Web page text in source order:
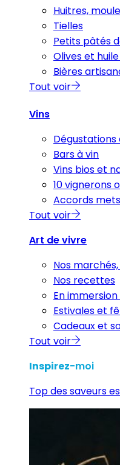
Huitres,
Tielles
Petits pâtés
Olives et
Bières
Tout voir
Vins
Dégustations
Bars à vin
Vins bios et
10 vignerons
Accords
Tout voir
Art de vivre
Nos
Nos recettes
En
Estivales et
Cadeaux et
Tout voir
Inspirez-moi
Top des saveurs